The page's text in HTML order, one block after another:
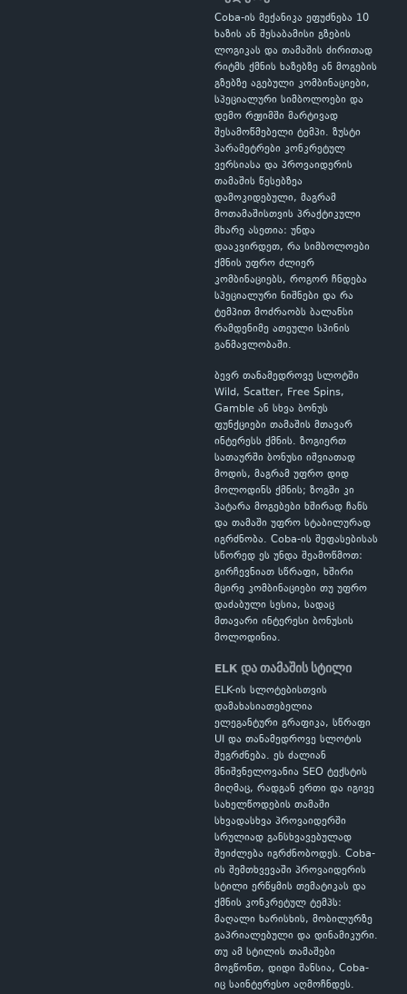
Coba-ის მექანიკა ეფუძნება 10
ხაზის ან შესაბამისი გზების
ლოგიკას და თამაშის ძირითად
რიტმს ქმნის ხაზებზე ან მოგების
გზებზე აგებული კომბინაციები,
სპეციალური სიმბოლოები და
დემო რეჟიმში მარტივად
შესამოწმებელი ტემპი. ზუსტი
პარამეტრები კონკრეტულ
ვერსიასა და პროვაიდერის
თამაშის წესებზეა
დამოკიდებული, მაგრამ
მოთამაშისთვის პრაქტიკული
მხარე ასეთია: უნდა
დააკვირდეთ, რა სიმბოლოები
ქმნის უფრო ძლიერ
კომბინაციებს, როგორ ჩნდება
სპეციალური ნიშნები და რა
ტემპით მოძრაობს ბალანსი
რამდენიმე ათეული სპინის
განმავლობაში.
ბევრ თანამედროვე სლოტში
Wild, Scatter, Free Spins,
Gamble ან სხვა ბონუს
ფუნქციები თამაშის მთავარ
ინტერესს ქმნის. ზოგიერთ
სათაურში ბონუსი იშვიათად
მოდის, მაგრამ უფრო დიდ
მოლოდინს ქმნის; ზოგში კი
პატარა მოგებები ხშირად ჩანს
და თამაში უფრო სტაბილურად
იგრძნობა. Coba-ის შეფასებისას
სწორედ ეს უნდა შეამოწმოთ:
გირჩევნიათ სწრაფი, ხშირი
მცირე კომბინაციები თუ უფრო
დაძაბული სესია, სადაც
მთავარი ინტერესი ბონუსის
მოლოდინია.
ELK და თამაშის სტილი
ELK-ის სლოტებისთვის
დამახასიათებელია
ელეგანტური გრაფიკა, სწრაფი
UI და თანამედროვე სლოტის
შეგრძნება. ეს ძალიან
მნიშვნელოვანია SEO ტექსტის
მიღმაც, რადგან ერთი და იგივე
სახელწოდების თამაში
სხვადასხვა პროვაიდერში
სრულიად განსხვავებულად
შეიძლება იგრძნობოდეს. Coba-
ის შემთხვევაში პროვაიდერის
სტილი ერწყმის თემატიკას და
ქმნის კონკრეტულ ტემპს:
მაღალი ხარისხის, მობილურზე
გაპრიალებული და დინამიკური.
თუ ამ სტილის თამაშები
მოგწონთ, დიდი შანსია, Coba-
იც საინტერესო აღმოჩნდეს.